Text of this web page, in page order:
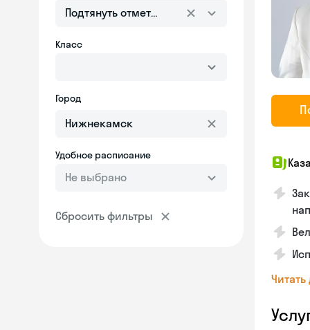
Подтянуть отметки в школе
Класс
Город
Удобное расписание
Не выбрано
Сбросить фильтры